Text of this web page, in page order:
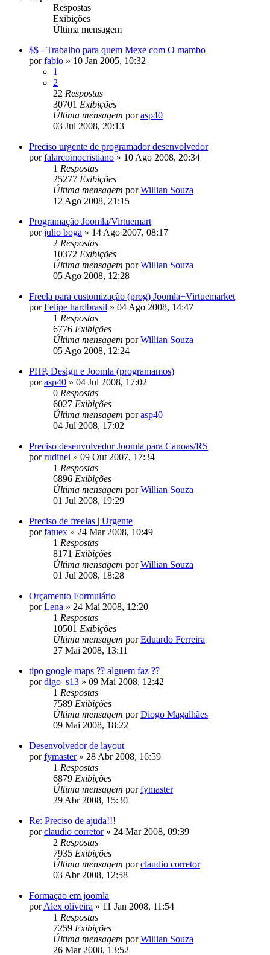
Respostas
Exibições
Última mensagem
$$ - Trabalho para quem Mexe com O mambo
porfabio » 10 Jan 2005, 10:32
1
2
22 Respostas
30701 Exibições
Última mensagem porasp40
03 Jul 2008, 20:13
Preciso urgente de programador desenvolvedor
porfalarcomocristiano » 10 Ago 2008, 20:34
1 Respostas
25277 Exibições
Última mensagem porWillian Souza
12 Ago 2008, 21:15
Programação Joomla/Virtuemart
porjulio boga » 14 Ago 2007, 08:17
2 Respostas
10372 Exibições
Última mensagem porWillian Souza
05 Ago 2008, 12:28
Freela para customização (prog) Joomla+Virtuemarket
porFelipe hardbrasil » 04 Ago 2008, 14:47
1 Respostas
6776 Exibições
Última mensagem porWillian Souza
05 Ago 2008, 12:24
PHP, Design e Joomla (programamos)
porasp40 » 04 Jul 2008, 17:02
0 Respostas
6027 Exibições
Última mensagem porasp40
04 Jul 2008, 17:02
Preciso desenvolvedor Joomla para Canoas/RS
porrudinei » 09 Out 2007, 17:34
1 Respostas
6896 Exibições
Última mensagem porWillian Souza
01 Jul 2008, 19:29
Preciso de freelas | Urgente
porfatuex » 24 Mar 2008, 10:49
1 Respostas
8171 Exibições
Última mensagem porWillian Souza
01 Jul 2008, 18:28
Orçamento Formulário
porLena » 24 Mai 2008, 12:20
1 Respostas
10501 Exibições
Última mensagem porEduardo Ferreira
27 Mai 2008, 13:11
tipo google maps ?? alguem faz ??
pordigo_s13 » 09 Mai 2008, 12:42
1 Respostas
7589 Exibições
Última mensagem porDiogo Magalhães
09 Mai 2008, 18:22
Desenvolvedor de layout
porfymaster» 28 Abr 2008, 16:59
1 Respostas
6879 Exibições
Última mensagem porfymaster
29 Abr 2008, 15:30
Re: Preciso de ajuda!!!
porclaudio corretor» 24 Mar 2008, 09:39
2 Respostas
7935 Exibições
Última mensagem porclaudio corretor
03 Abr 2008, 12:58
Formaçao em joomla
porAlex oliveira » 11 Jan 2008, 11:54
1 Respostas
7259 Exibições
Última mensagem porWillian Souza
26 Mar 2008, 13:52